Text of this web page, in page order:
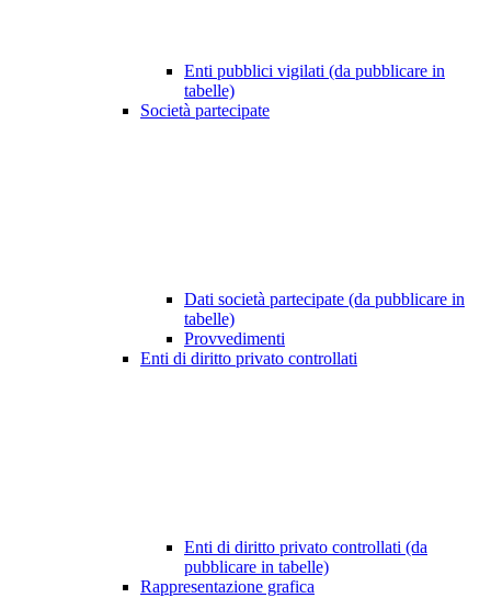
Enti pubblici vigilati (da pubblicare in
tabelle)
Società partecipate
Dati società partecipate (da pubblicare in
tabelle)
Provvedimenti
Enti di diritto privato controllati
Enti di diritto privato controllati (da
pubblicare in tabelle)
Rappresentazione grafica